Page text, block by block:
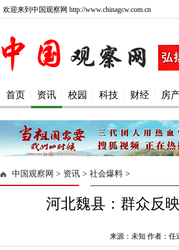
欢迎来到中国观察网 http://www.chinagcw.com.cn
首页 资讯 校园 科技 财经 房
中国观察网 > 资讯 > 社会爆料 >
河北魏县：群众反
来源：未知 作者：任